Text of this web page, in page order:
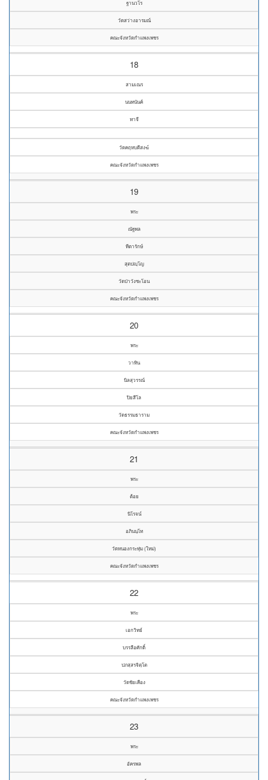
ฐานวโร
วัดสว่างอารมณ์
คณะจังหวัดกำแพงเพชร
18
สามเณร
นนทนันค์
ทาจี
วัดคฤหบดีสงฆ์
คณะจังหวัดกำแพงเพชร
19
พระ
ณัฐพล
ทีตารักษ์
สุตปญฺโญ
วัดป่าวังชะโอน
คณะจังหวัดกำแพงเพชร
20
พระ
วาทิน
นิลสุวรรณ์
ปิยสีโล
วัดธรรมธาราม
คณะจังหวัดกำแพงเพชร
21
พระ
ต้อย
นิโรจน์
อภินนฺโท
วัดหนองกระทุ่ม (ใหม่)
คณะจังหวัดกำแพงเพชร
22
พระ
เอกวิทย์
บรรลือศักดิ์
ปภสฺสรจิตฺโต
วัดชัยเคือง
คณะจังหวัดกำแพงเพชร
23
พระ
อัครพล